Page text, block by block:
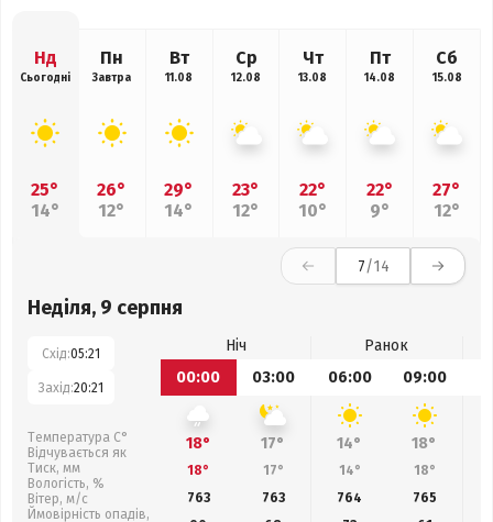
Нд
Сьогодні
25°
14°
Пн
Завтра
26°
12°
Вт
11.08
29°
14°
Ср
12.08
23°
12°
Чт
13.08
22°
10°
Пт
14.08
22°
9°
Сб
15.08
27°
12°
7/14
Неділя, 9 серпня
Схід:05:21
Захід:20:21
Температура С°
Відчувається як
Тиск, мм
Вологість, %
Вітер, м/с
Ймовірність опадів,
Ніч
Ранок
00:00
03:00 06:00 09:00
18° 17° 14° 18°
18° 17° 14° 18°
763
763 764 765